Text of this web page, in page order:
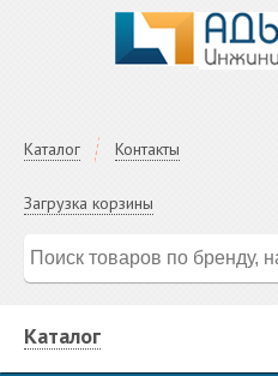
Каталог Контакты
Загрузка корзины
Каталог